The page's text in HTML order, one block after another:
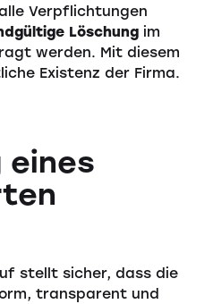
Verpflichtungen
Löschungim
werden. Mit diesem
Existenz der Firma.
eines
stellt sicher, dass die
transparent und